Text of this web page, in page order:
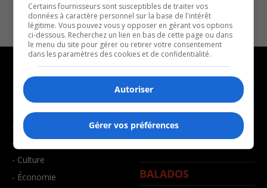
NOUVELLES
- Affaires municipales
- Communauté / Social
- Culture
- Économie
MUSIQUE
- Décompte franco
- Joué récemment
BALADOS
Certains fournisseurs sont susceptibles de traiter vos
données à caractère personnel sur la base de l'intérêt
légitime. Vous pouvez vous y opposer en gérant vos options
ci-dessous. Recherchez un lien en bas de cette page ou dans
le menu du site pour gérer ou retirer votre consentement
dans les paramètres des cookies et de confidentialité.
Autoriser
Gérer vos préférences